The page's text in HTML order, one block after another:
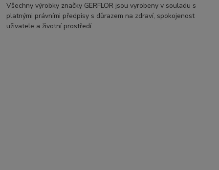
Všechny výrobky značky GERFLOR jsou vyrobeny v souladu s
platnými právními předpisy s důrazem na zdraví, spokojenost
uživatele a životní prostředí.